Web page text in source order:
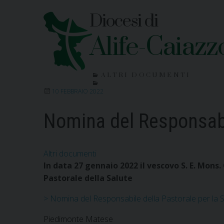
Diocesi di
Alife-
10 FEBBRAIO 2022
Nomina del
Altri documenti
In data 27 gennaio 2022 il vescovo S. E.
Pastorale della Salute
> Nomina del Responsabile della Pastorale per la
Piedimonte Matese